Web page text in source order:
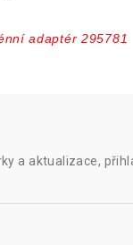
adaptér 295781
a aktualizace,